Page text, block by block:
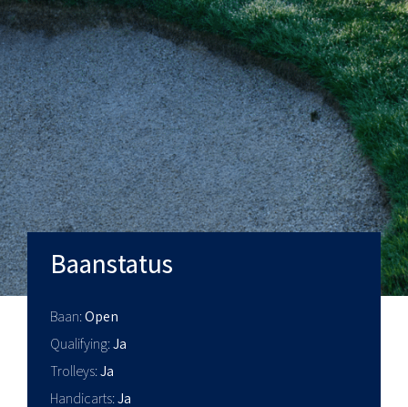
Baanstatus
Baan Open
Qualifying Ja
Trolleys Ja
Handicarts Ja